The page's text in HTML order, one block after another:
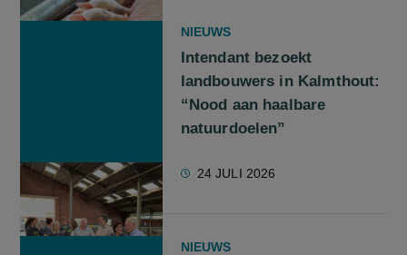
NIEUWS
Intendant bezoekt
landbouwers in Kalmthout:
“Nood aan haalbare
natuurdoelen”
24 JULI 2026
NIEUWS